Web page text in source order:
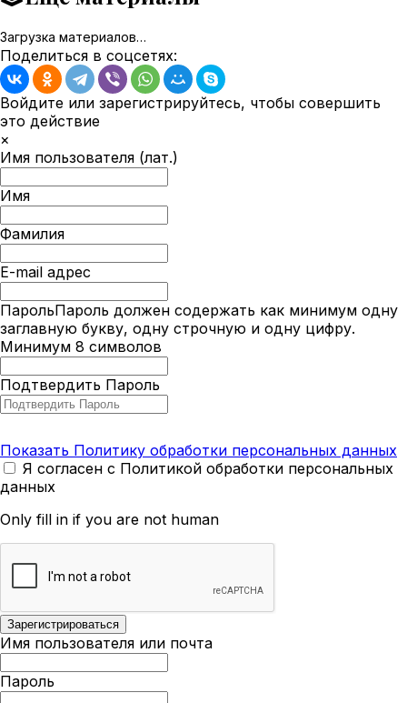
Загрузка материалов…
Поделиться в соцсетях:
Войдите или зарегистрируйтесь, чтобы совершить
это действие
×
Имя пользователя (лат.)
Имя
Фамилия
E-mail адрес
ПарольПароль должен содержать как минимум одну
заглавную букву, одну строчную и одну цифру.
Минимум 8 символов
Подтвердить Пароль
Показать Политику обработки персональных данных
Я согласен с Политикой обработки персональных
данных
Only fill in if you are not human
Имя пользователя или почта
Пароль